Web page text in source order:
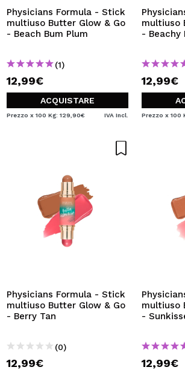
acquisti velocemente, controllare lo
consultare le tue operazioni precedenti.
CREARE UN
Physicians Formula - Stick
multiuso Butter Glow & Go
- Beach Bum Plum
(1)
12,99€
ACQUISTARE
Prezzo x 100 Kg: 129,90€ IVA Incl.
multiuso
- Beachy
12,99€
Prezzo x 100
Physicians Formula - Stick
multiuso Butter Glow & Go
- Berry Tan
(0)
12,99€
multiuso
-
12,99€